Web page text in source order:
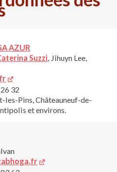
AZUR
Suzzi, Jihuyn Lee,
32
les-Pins, Châteauneuf-de-
et environs.